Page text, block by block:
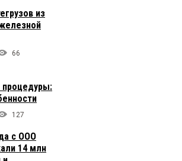
из
66
процедуры:
127
с ООО
14 млн